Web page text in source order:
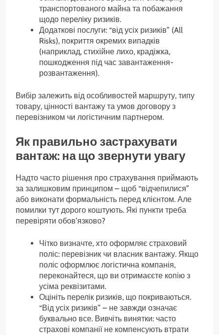
транспортованого майна та побажання
щодо переліку ризиків.
Додаткові послуги: “від усіх ризиків” (All
Risks), покриття окремих випадків
(наприклад, стихійне лихо, крадіжка,
пошкодження під час завантаження-
розвантаження).
Вибір залежить від особливостей маршруту, типу
товару, цінності вантажу та умов договору з
перевізником чи логістичним партнером.
Як правильно застрахувати
вантаж: на що звернути увагу
Надто часто рішення про страхування приймають
за залишковим принципом – щоб “відчепилися”
або виконати формальність перед клієнтом. Але
помилки тут дорого коштують. Які пункти треба
перевіряти обов’язково?
Чітко визначте, хто оформляє страховий
поліс: перевізник чи власник вантажу. Якщо
поліс оформлює логістична компанія,
переконайтеся, що ви отримаєєте копію з
усіма реквізитами.
Оцініть перелік ризиків, що покриваються.
“Від усіх ризиків” – не завжди означає
буквально все. Вивчіть винятки: часто
страхові компанії не компенсують втрати